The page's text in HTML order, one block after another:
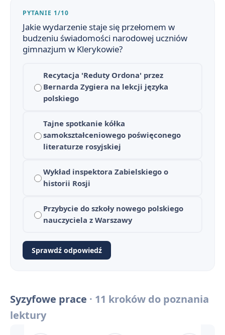
PYTANIE 1/10
Jakie wydarzenie staje się przełomem w
budzeniu świadomości narodowej uczniów
gimnazjum w Klerykowie?
Recytacja 'Reduty Ordona' przez
Bernarda Zygiera na lekcji języka
polskiego
Tajne spotkanie kółka
samokształceniowego poświęconego
literaturze rosyjskiej
Wykład inspektora Zabielskiego o
historii Rosji
Przybycie do szkoły nowego polskiego
nauczyciela z Warszawy
Sprawdź odpowiedź
Syzyfowe prace · 11 kroków do poznania
lektury
4 Geneza powieści
5 Narracja, język i styl w Syzyfowych pracach
Czas i miejsce akcji Syzyfowych prac
Znaczenie tytułu powieści Syzyfowe prace
5 Narracja, język i styl w Syzyfowych pracach
Syzyfowe prace - bohaterowie